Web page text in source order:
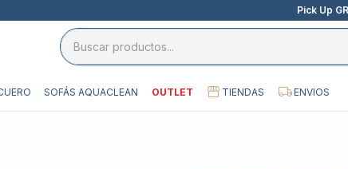
Pick Up
SOFÁS AQUACLEAN OUTLET TIENDAS ENVIOS